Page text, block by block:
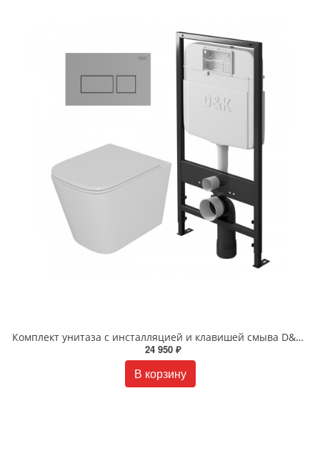
Комплект унитаза с инсталляцией и клавишей смыва D&K Quadro DS1511605 белый
24 950 ₽
В корзину